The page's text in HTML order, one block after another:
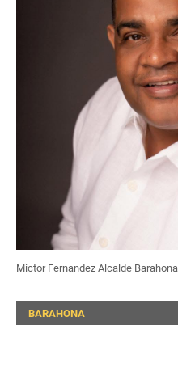
Mictor Fernandez Alcalde Barahona
BARAHONA